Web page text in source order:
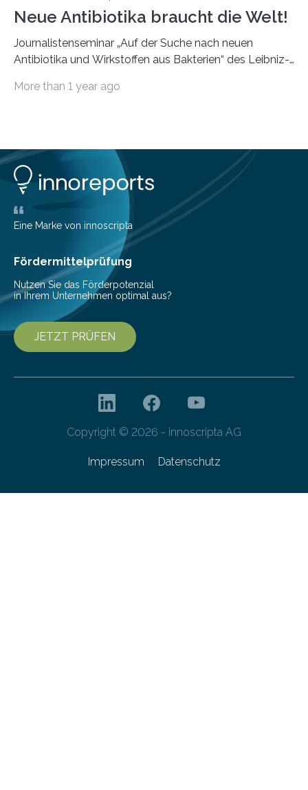
Neue Antibiotika braucht die Welt!
Journalistenseminar „Auf der Suche nach neuen
Antibiotika und Wirkstoffen aus Bakterien“ des Leibniz-
2024. Eine zunehmende und besorgniserregende
Arbeitsgruppen von Wissenschaftlern sind weltweit auf
der Suche nach neuen Antibiotika. In diesem Bereich
forschen auch die Mitarbeitenden der Abteilung
Bioressourcen für die Bioökonomie und
Gesundheitsforschung unter der Leitung von Prof. Dr.
Yvonne Mast am Leibniz-Institut DSMZ-Deutsche
Sammlung von Mikroorganismen…
More than 1 year ago
Eine Marke von innoscripta
Fördermittelprüfung
Nutzen Sie das Förderpotenzial
in Ihrem Unternehmen optimal aus?
JETZT PRÜFEN
Copyright © 2026 - innoscripta AG
Impressum Datenschutz